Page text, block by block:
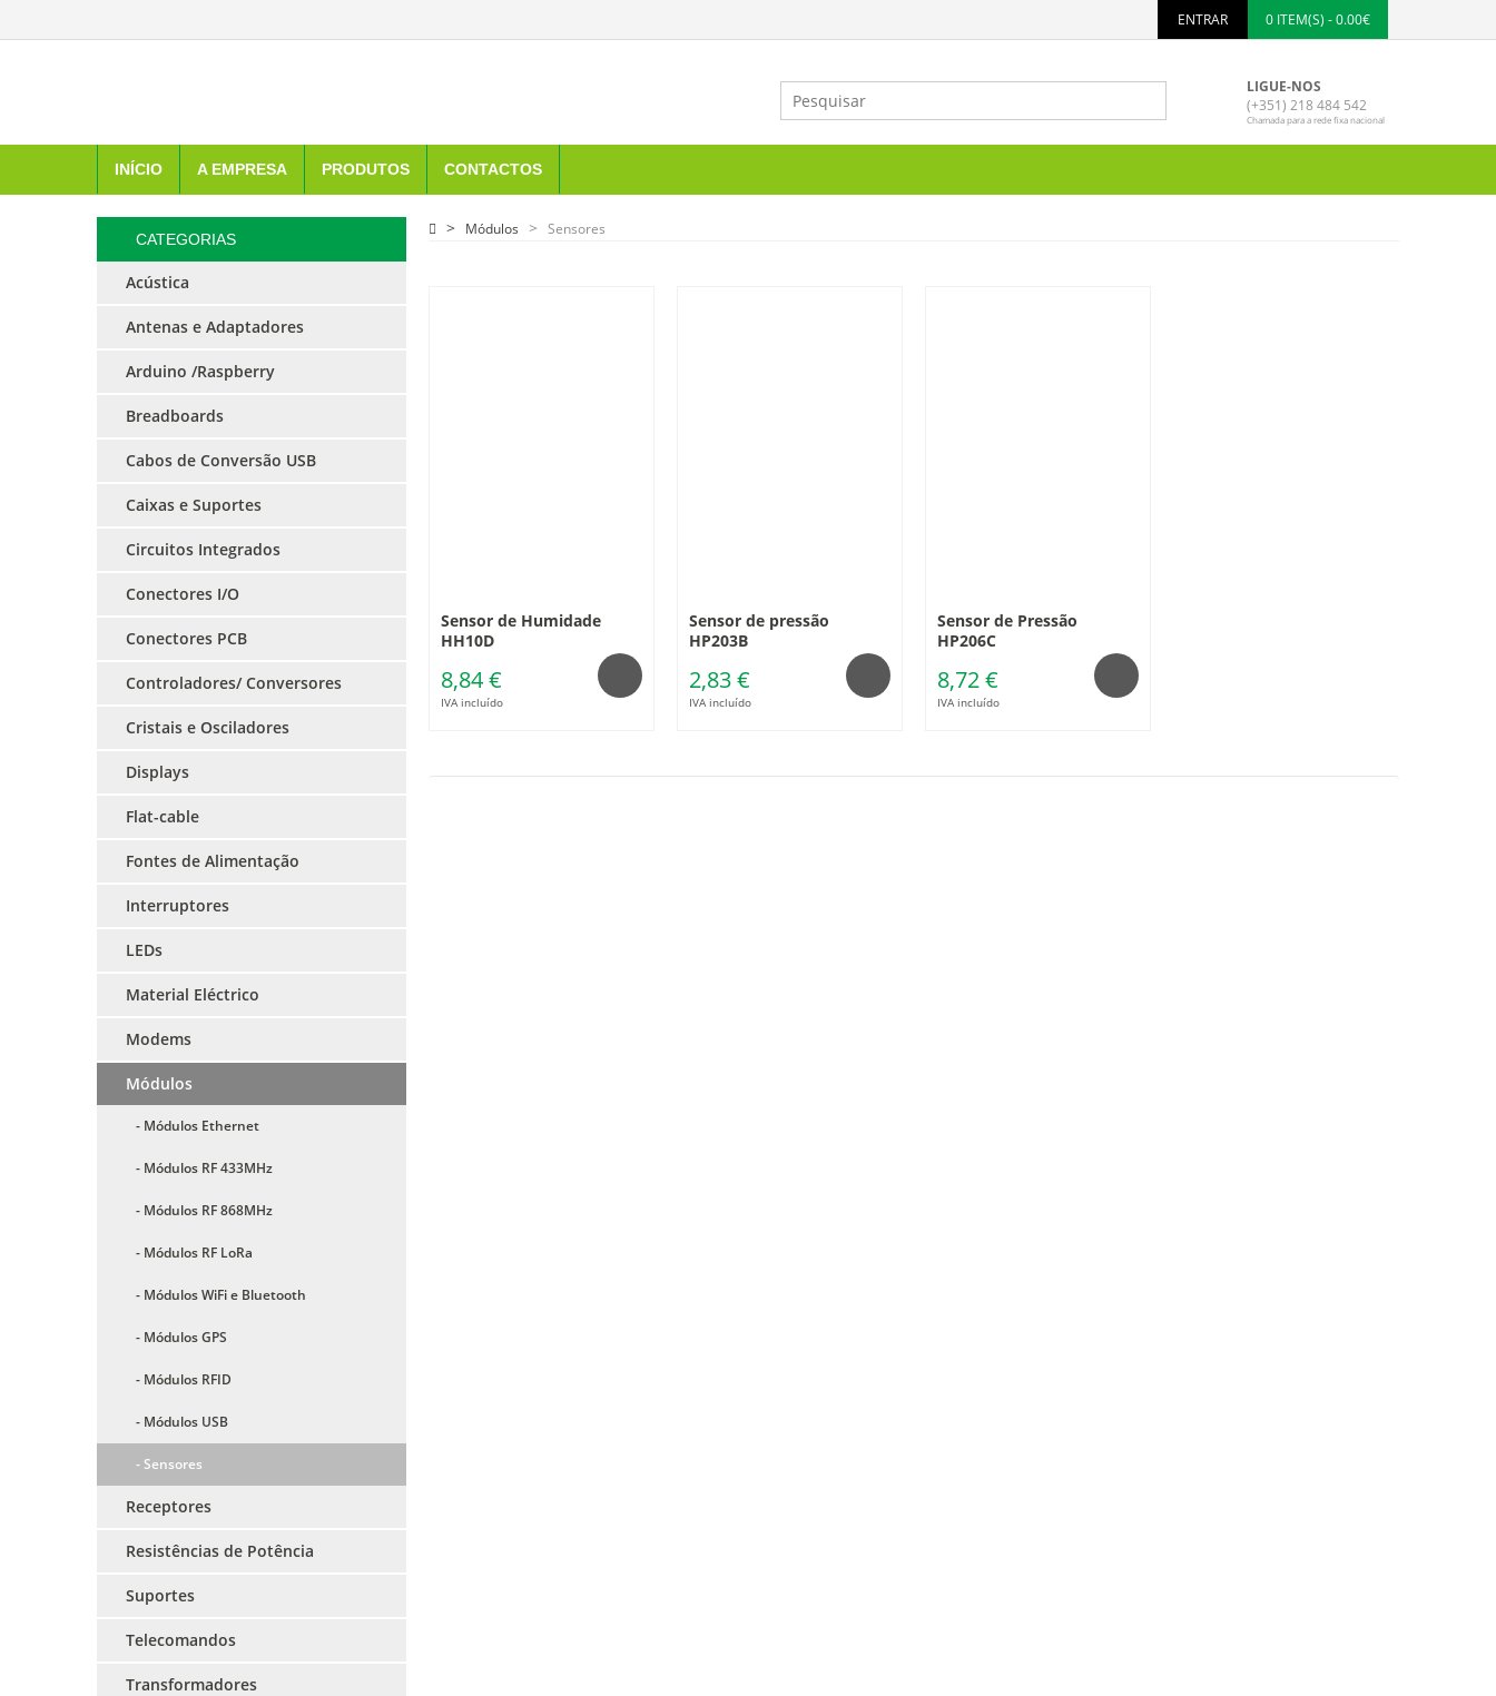
ENTRAR 0 ITEM(S) - 0.00€
LIGUE-NOS
(+351) 218 484 542
Chamada para a rede fixa nacional
INÍCIO A EMPRESA PRODUTOS CONTACTOS
CATEGORIAS
Acústica
Antenas e Adaptadores
Arduino /Raspberry
Breadboards
Cabos de Conversão USB
Caixas e Suportes
Circuitos Integrados
Conectores I/O
Conectores PCB
Controladores/ Conversores
Cristais e Osciladores
Displays
Flat-cable
Fontes de Alimentação
Interruptores
LEDs
Material Eléctrico
Modems
Módulos
- Módulos Ethernet
- Módulos RF 433MHz
- Módulos RF 868MHz
- Módulos RF LoRa
- Módulos WiFi e Bluetooth
- Módulos GPS
- Módulos RFID
- Módulos USB
- Sensores
Receptores
Resistências de Potência
Suportes
Telecomandos
Transformadores
Módulos Sensores
Sensor de Humidade
HH10D
8,84 €
IVA incluído
Sensor de pressão
HP203B
2,83 €
IVA incluído
Sensor de Pressão
HP206C
8,72 €
IVA incluído